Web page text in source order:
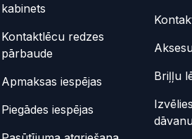
kabinets
Kontaktlēcu redzes
pārbaude
Apmaksas iespējas
Piegādes iespējas
Briļļu